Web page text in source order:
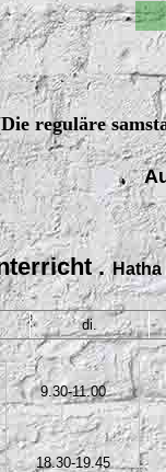
reguläre
. Hatha
di.
9.30-11.00
18.30-19.45